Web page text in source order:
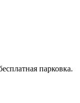
парковка.